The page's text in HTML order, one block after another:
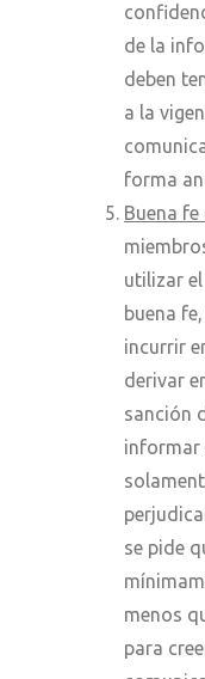
de la
deben
a la
forma
Buena
utilizar
buena
incurrir
derivar
sanción
informar
se pide
menos
para